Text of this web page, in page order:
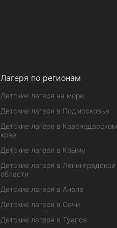
Лагеря по регионам
Детские лагеря на море
Детские лагеря в Подмосковье
Детские лагеря в Краснодарском
крае
Детские лагеря в Крыму
Детские лагеря в Ленинградской
области
Детские лагеря в Анапе
Детские лагеря в Сочи
Детские лагеря в Туапсе